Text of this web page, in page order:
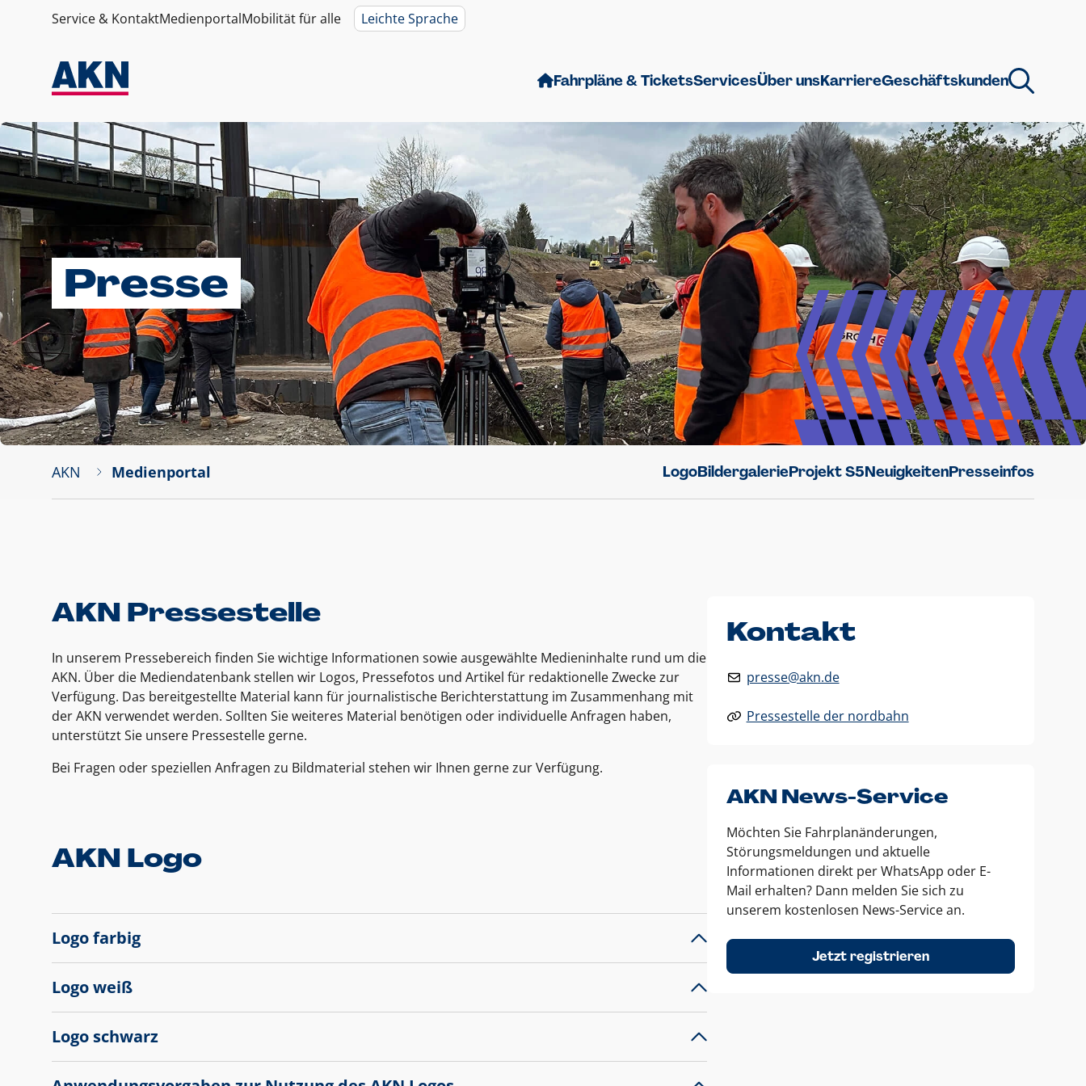
Service & KontaktMedienportalMobilität für alle Leichte Sprache
Fahrpläne & TicketsServicesÜber unsKarriereGeschäftskunden
Presse
AKN Medienportal LogoBildergalerieProjekt S5NeuigkeitenPresseinfos
AKN Pressestelle
In unserem Pressebereich finden Sie wichtige Informationen sowie ausgewählte Medieninhalte rund um die
AKN. Über die Mediendatenbank stellen wir Logos, Pressefotos und Artikel für redaktionelle Zwecke zur
Verfügung. Das bereitgestellte Material kann für journalistische Berichterstattung im Zusammenhang mit
der AKN verwendet werden. Sollten Sie weiteres Material benötigen oder individuelle Anfragen haben,
unterstützt Sie unsere Pressestelle gerne.
Bei Fragen oder speziellen Anfragen zu Bildmaterial stehen wir Ihnen gerne zur Verfügung.
AKN Logo
Logo farbig
Logo weiß
Logo schwarz
Kontakt
presse@akn.de
Pressestelle der nordbahn
AKN News-Service
Möchten Sie Fahrplanänderungen,
Störungsmeldungen und aktuelle
Informationen direkt per WhatsApp oder E-
Mail erhalten? Dann melden Sie sich zu
unserem kostenlosen News-Service an.
Jetzt registrieren